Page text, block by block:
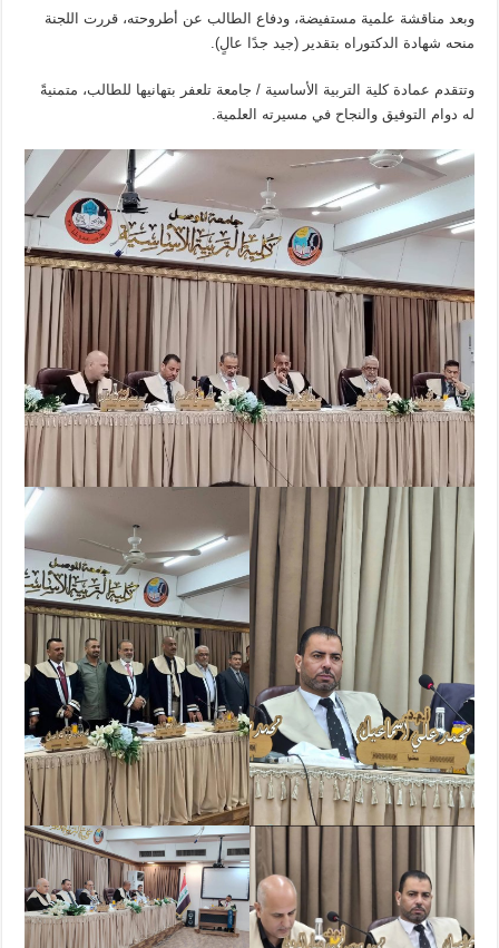
وبعد مناقشة علمية مستفيضة، ودفاع الطالب عن أطروحته، قررت اللجنة
منحه شهادة الدكتوراه بتقدير (جيد جدًا عالٍ).
وتتقدم عمادة كلية التربية الأساسية / جامعة تلعفر بتهانيها للطالب، متمنيةً
له دوام التوفيق والنجاح في مسيرته العلمية.